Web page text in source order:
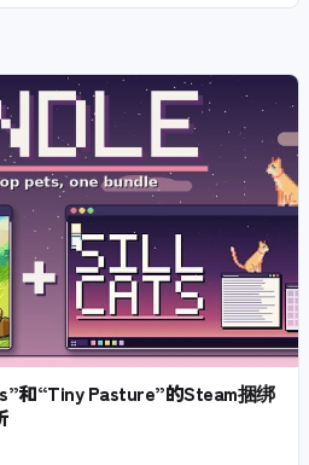
和“Tiny Pasture”的Steam捆绑